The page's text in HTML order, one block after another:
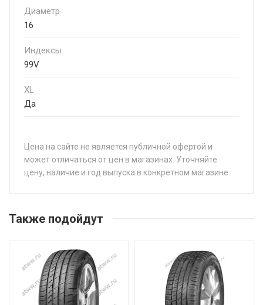
Диаметр
16
Индексы
99V
XL
Да
Цена на сайте не является публичной офертой и
может отличаться от цен в магазинах. Уточняйте
цену, наличие и год выпуска в конкретном магазине.
Arivo Premio Comfort 6 175/65R14 82T
Arivo Premio Comfort 6 185/65R14 86H
Arivo Premio Comfort 6 185/65R15 88H
Также подойдут